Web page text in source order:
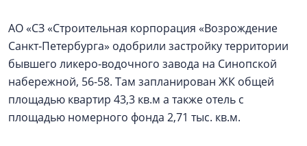
АО «СЗ «Строительная корпорация «Возрождение
Санкт‑Петербурга» одобрили застройку территории
бывшего ликеро-водочного завода на Синопской
набережной, 56-58. Там запланирован ЖК общей
площадью квартир 43,3 кв.м а также отель с
площадью номерного фонда 2,71 тыс. кв.м.